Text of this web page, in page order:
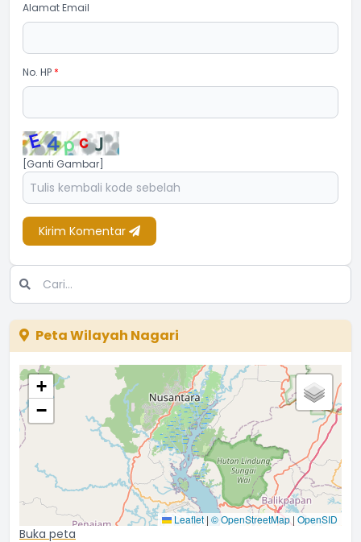
Alamat Email
No. HP *
[Ganti Gambar]
Kirim Komentar
Peta Wilayah Nagari
+
−
Leaflet | © OpenStreetMap| OpenSID
Buka peta